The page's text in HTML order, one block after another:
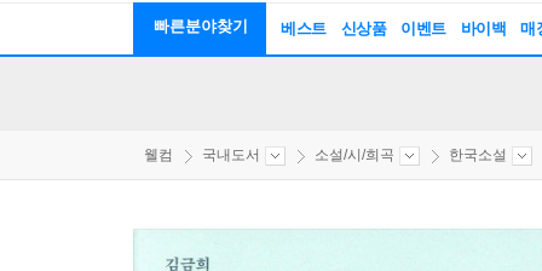
빠른분야찾기 베스트 신상품 이벤트 바이백 매
웰컴 국내도서 소설/시/희곡 한국소설